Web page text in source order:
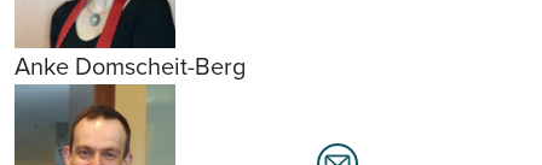
Anke Domscheit-Berg